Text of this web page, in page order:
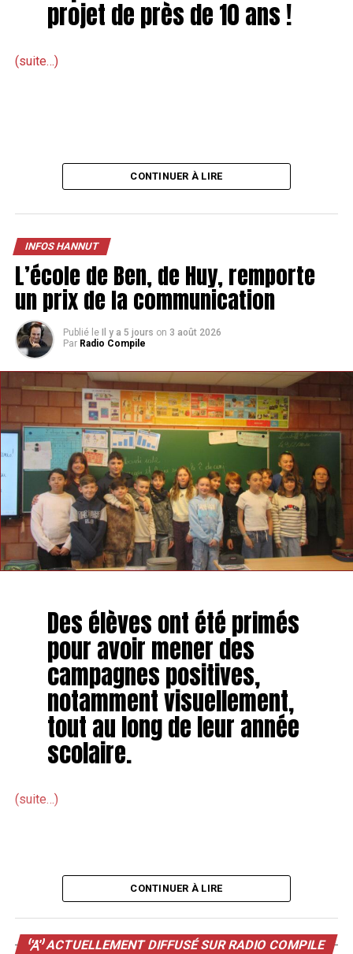
projet de près de 10 ans !
(suite…)
CONTINUER À LIRE
INFOS HANNUT
L’école de Ben, de Huy, remporte
un prix de la communication
Publié le Il y a 5 jours on 3 août 2026
Par Radio Compile
Des élèves ont été primés
pour avoir mener des
campagnes positives,
notamment visuellement,
tout au long de leur année
scolaire.
(suite…)
CONTINUER À LIRE
ACTUELLEMENT DIFFUSÉ SUR RADIO COMPILE